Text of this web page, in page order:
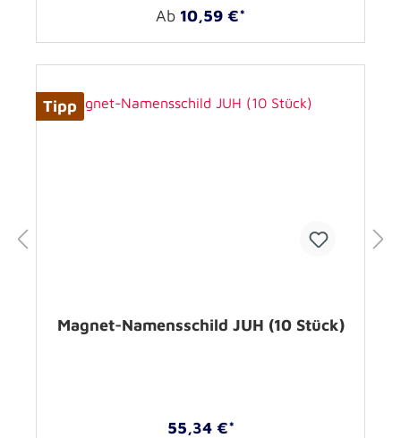
Ab 10,59 €*
Tipp
Magnet-Namensschild JUH (10 Stück)
55,34 €*